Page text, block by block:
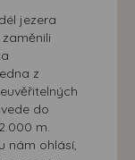
jezera
z
do
m.
nám ohlásí,